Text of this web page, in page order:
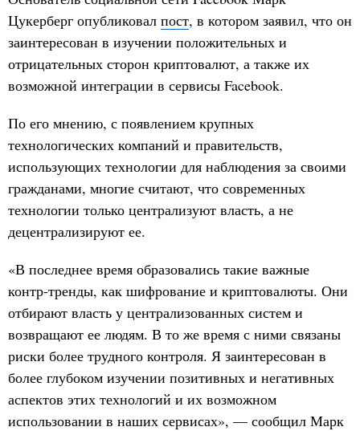
Цукерберг опубликовал пост, в котором заявил, что он
заинтересован в изучении положительных и
отрицательных сторон криптовалют, а также их
возможной интеграции в сервисы Facebook.
По его мнению, с появлением крупных
технологических компаний и правительств,
использующих технологии для наблюдения за своими
гражданами, многие считают, что современных
технологии только централизуют власть, а не
децентрализируют ее.
«В последнее время образовались такие важные
контр-тренды, как шифрование и криптовалюты. Они
отбирают власть у централизованных систем и
возвращают ее людям. В то же время с ними связаны
риски более трудного контроля. Я заинтересован в
более глубоком изучении позитивных и негативных
аспектов этих технологий и их возможном
использовании в наших сервисах», — сообщил Марк